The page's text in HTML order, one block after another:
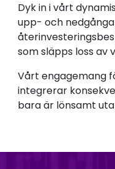
Dyk in i vårt
upp- och
som släpps loss av
Vårt engagemang
integrerar
bara är lönsamt